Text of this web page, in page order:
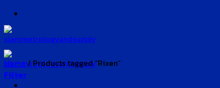
Skip
to
content
Home /Products tagged “Rixen”
Filter